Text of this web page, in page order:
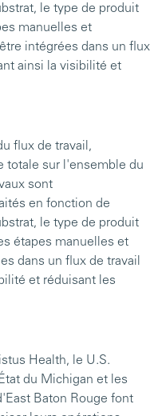
le type de produit
manuelles et
intégrées dans un flux
ainsi la visibilité et
flux de travail,
totale sur l'ensemble du
sont
en fonction de
le type de produit
étapes manuelles et
dans un flux de travail
et réduisant les
Health, le U.S.
du Michigan et les
Baton Rouge font